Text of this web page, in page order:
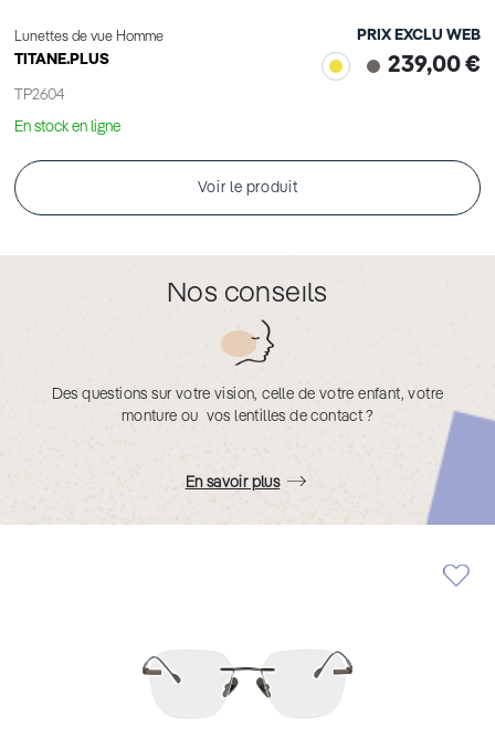
Lunettes de vue Homme
TITANE.PLUS
TP2604
PRIX EXCLU WEB
239,00 €
En stock en ligne
Voir le produit
Nos conseils
Des questions sur votre vision, celle de votre enfant, votre
monture ou vos lentilles de contact ?
En savoir plus